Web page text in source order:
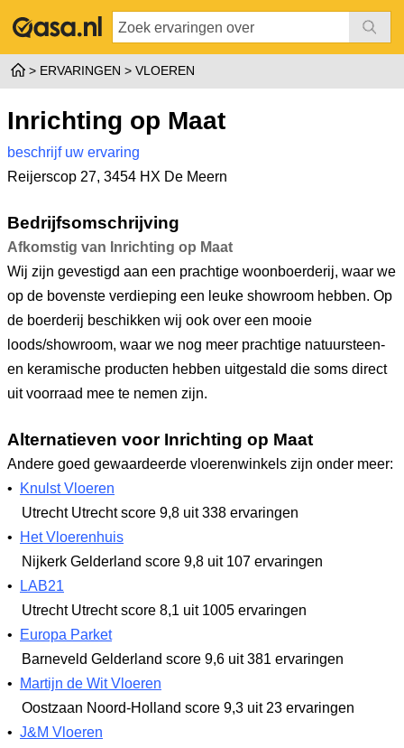
ERVARINGEN VLOEREN
Inrichting op Maat
beschrijf uw ervaring
Reijerscop 27, 3454 HX De Meern
Bedrijfsomschrijving
Afkomstig van Inrichting op Maat
Wij zijn gevestigd aan een prachtige woonboerderij, waar we
op de bovenste verdieping een leuke showroom hebben. Op
de boerderij beschikken wij ook over een mooie
loods/showroom, waar we nog meer prachtige natuursteen-
en keramische producten hebben uitgestald die soms direct
uit voorraad mee te nemen zijn.
Alternatieven voor Inrichting op Maat
Andere goed gewaardeerde vloerenwinkels zijn onder meer:
•
Knulst Vloeren
Utrecht Utrechtscore 9,8 uit 338 ervaringen
•
Het Vloerenhuis
Nijkerk Gelderland score 9,8 uit 107 ervaringen
•
LAB21
Utrecht Utrechtscore 8,1 uit 1005 ervaringen
•
Europa Parket
Barneveld Gelderland score 9,6 uit 381 ervaringen
•
Martijn de Wit Vloeren
Oostzaan Noord-Holland score 9,3 uit 23 ervaringen
• J&M Vloeren